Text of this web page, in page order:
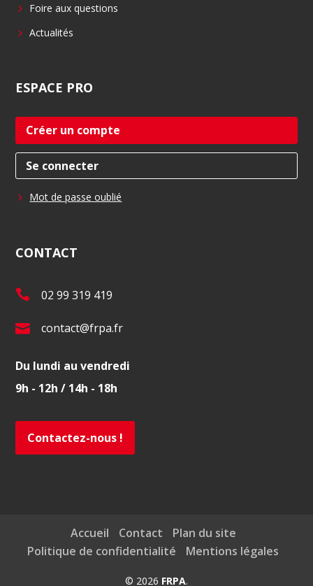
Foire aux questions
Actualités
ESPACE PRO
Créer un compte
Se connecter
Mot de passe oublié
CONTACT
T
l
.
:
02 99 319 419
E
m
a
:
contact@frpa.fr
Du lundi au vendredi
9h - 12h / 14h - 18h
Contactez-nous !
Accueil Contact
Plan du site
Politique de confidentialité
Mentions légales
© 2026 FRPA.